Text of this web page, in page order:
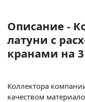
Описание -
латуни с
кранами на
Коллектора
качеством